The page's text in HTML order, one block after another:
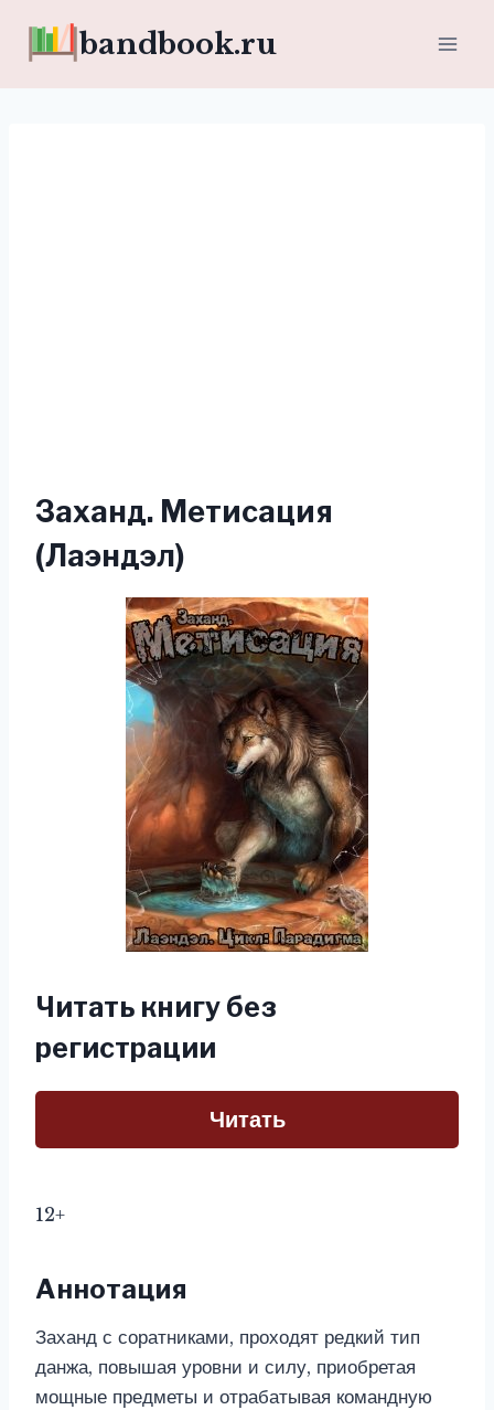
bandbook.ru
Заханд. Метисация
(Лаэндэл)
Читать книгу без
регистрации
Читать
12+
Аннотация
Заханд с соратниками, проходят редкий тип
данжа, повышая уровни и силу, приобретая
мощные предметы и отрабатывая командную